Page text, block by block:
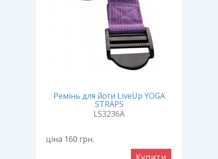
Ремінь для йоги LiveUp YOGA
STRAPS
LS3236A
ціна 160 грн.
Купити